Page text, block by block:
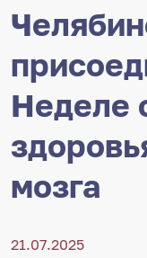
Неделе
мозга
21.07.2025